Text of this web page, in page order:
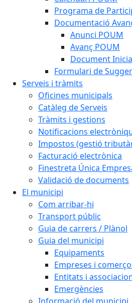
Programa de
Documentació
Anunci POUM
Avanç POUM
Document
Formulari de
Serveis i tràmits
Oficines municipals
Catàleg de Serveis
Tràmits i gestions
Notificacions
Impostos (gestió
Facturació electrònica
Finestreta Única
Validació de documents
El municipi
Com arribar-hi
Transport públic
Guia de carrers / Plànol
Guia del municipi
Equipaments
Empreses i
Entitats i
Emergències